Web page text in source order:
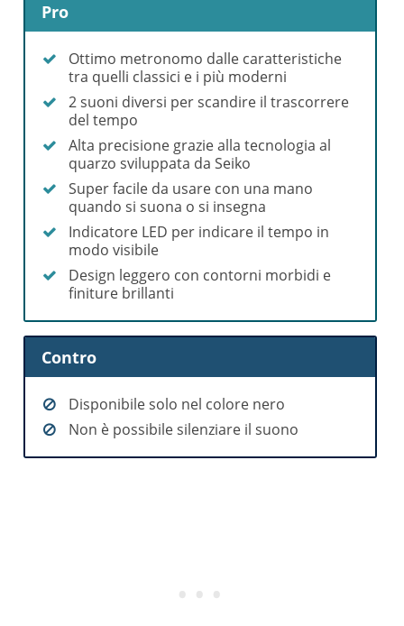
Pro
Ottimo metronomo dalle caratteristiche
tra quelli classici e i più moderni
2 suoni diversi per scandire il trascorrere
del tempo
Alta precisione grazie alla tecnologia al
quarzo sviluppata da Seiko
Super facile da usare con una mano
quando si suona o si insegna
Indicatore LED per indicare il tempo in
modo visibile
Design leggero con contorni morbidi e
finiture brillanti
Contro
Disponibile solo nel colore nero
Non è possibile silenziare il suono